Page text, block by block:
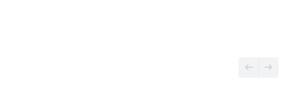
Utrzymanie noży w dobrym stanie technicznym jest kluczowe dla